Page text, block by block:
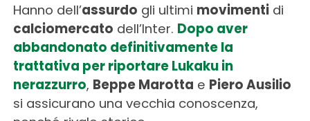
Hanno dell’assurdo gli ultimi movimentidi
calciomercato dell’Inter. Dopo aver
abbandonato definitivamente la
trattativa per riportare Lukaku in
nerazzurro, Beppe Marotta e Piero Ausilio
si assicurano una vecchia conoscenza,